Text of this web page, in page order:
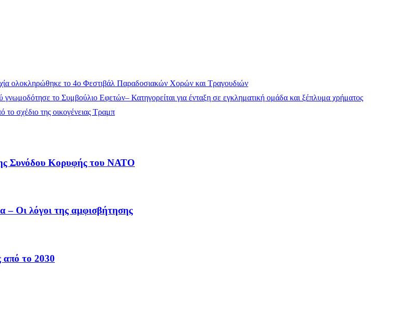
ολοκληρώθηκε το 4ο Φεστιβάλ Παραδοσιακών Χορών και Τραγουδιών
το Συμβούλιο Εφετών– Κατηγορείται για ένταξη σε εγκληματική ομάδα και ξέπλυμα χρήματος
το σχέδιο της οικογένειας Τραμπ
Συνόδου Κορυφής του ΝΑΤΟ
– Οι λόγοι της αμφισβήτησης
από το 2030